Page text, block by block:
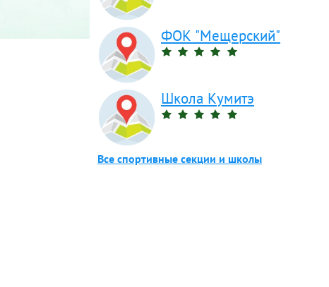
ФОК "Мещерский"
Школа Кумитэ
Все спортивные секции и школы